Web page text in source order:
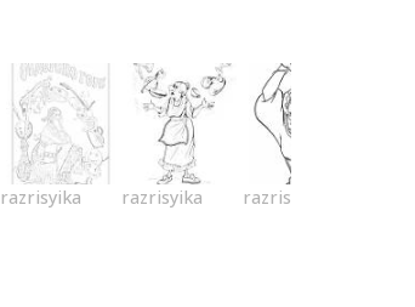
razrisyika razrisyika razrisyika